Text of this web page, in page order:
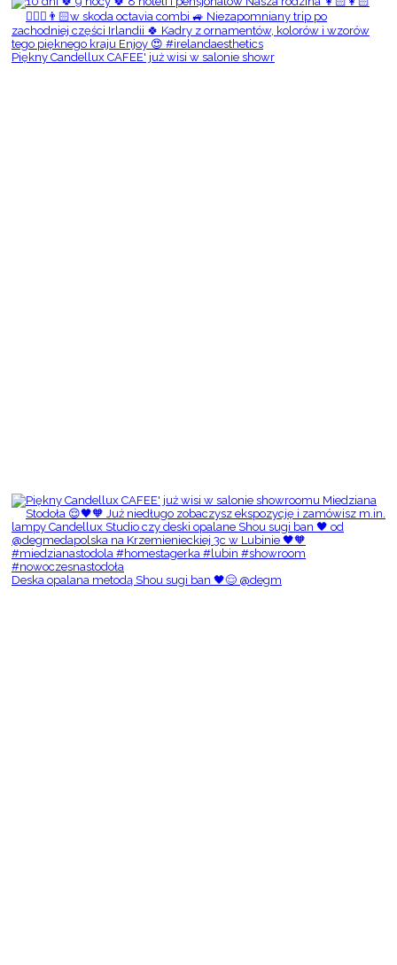
Piękny Candellux CAFEE' już wisi w salonie showr
Deska opalana metodą Shou sugi ban 🖤😌 @degm